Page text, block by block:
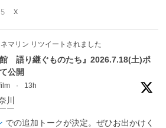
5 X
マリン リツイートされました
語り継ぐものたち』2026.7.18(土)ポ
公開
· 13h
川
￣
での追加トークが決定。ぜひお出かけく